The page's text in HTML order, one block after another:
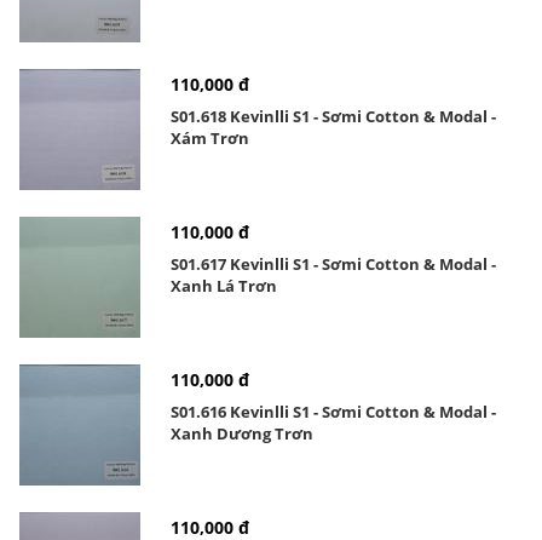
110,000 đ
S01.618 Kevinlli S1 - Sơmi Cotton & Modal -
Xám Trơn
110,000 đ
S01.617 Kevinlli S1 - Sơmi Cotton & Modal -
Xanh Lá Trơn
110,000 đ
S01.616 Kevinlli S1 - Sơmi Cotton & Modal -
Xanh Dương Trơn
110,000 đ